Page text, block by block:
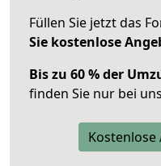
Füllen Sie jetzt das
Sie kostenlose
Bis zu 60 % der
finden Sie nur bei